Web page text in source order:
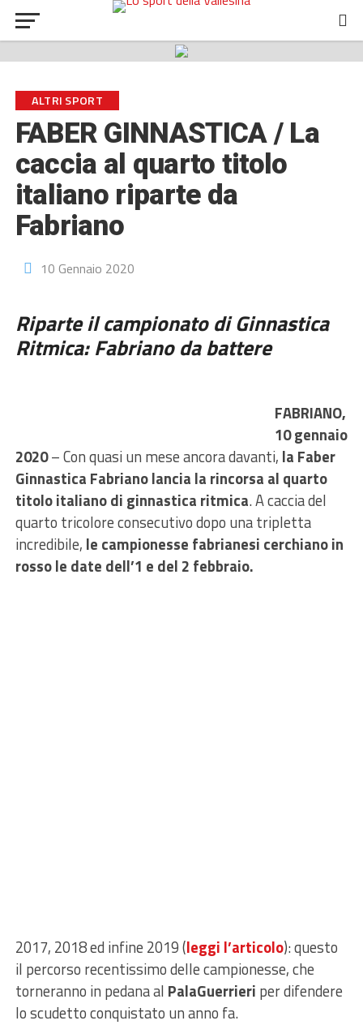
ALTRI SPORT
FABER GINNASTICA / La
caccia al quarto titolo
italiano riparte da
Fabriano
10 Gennaio 2020
Riparte il campionato di Ginnastica
Ritmica: Fabriano da battere
FABRIANO,
10 gennaio
2020– Con quasi un mese ancora davanti, la Faber
Ginnastica Fabriano lancia la rincorsa al quarto
titolo italiano di ginnastica ritmica. A caccia del
quarto tricolore consecutivo dopo una tripletta
incredibile, le campionesse fabrianesi cerchiano in
rosso le date dell’1 e del 2 febbraio.
2017, 2018 ed infine 2019 (leggi l’articolo): questo
il percorso recentissimo delle campionesse, che
torneranno in pedana al PalaGuerrieri per difendere
lo scudetto conquistato un anno fa.